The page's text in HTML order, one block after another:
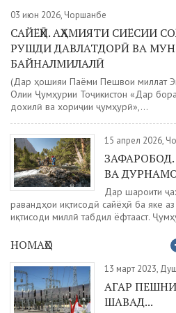
03 июн 2026, Чоршанбе
САЙЁҲӢ. АҲАМИЯТИ СИЁСИИ
РУШДИ ДАВЛАТДОРӢ ВА
БАЙНАЛМИЛАЛӢ
(Дар ҳошияи Паёми Пешвои миллат
Олии Ҷумҳурии Тоҷикистон «Дар
дохилӣ ва хориҷии ҷумҳурӣ»,...
15 апрел 2026,
ЗАФАРОБОД.
ВА
Дар шароити
равандҳои иқтисодӣ сайёҳӣ ба яке
иқтисоди миллӣ табдил ёфтааст.
НОМАҲО
13 март 2023,
АГАР
ШАВАД...